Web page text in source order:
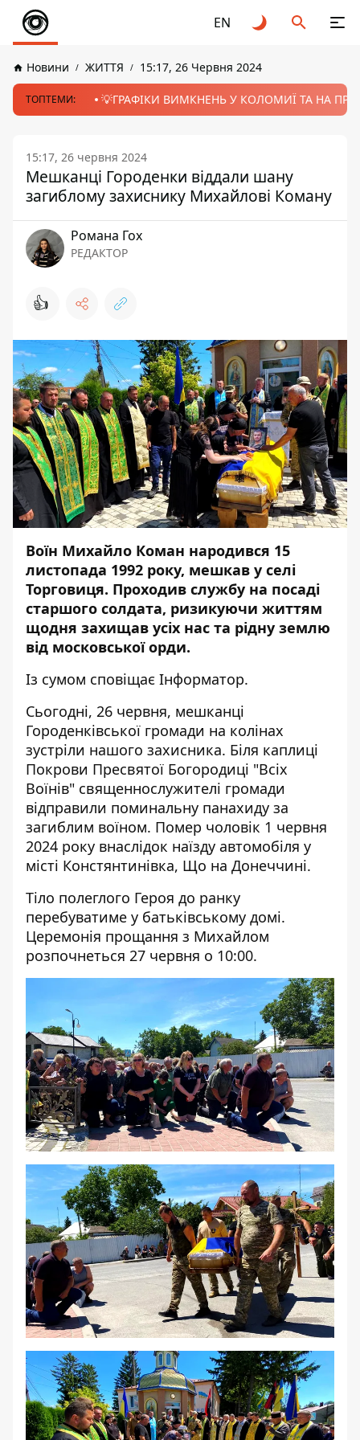
EN
Новини ЖИТТЯ 15:17, 26 Червня 2024
ТОПТЕМИ: 💡ГРАФІКИ ВИМКНЕНЬ У КОЛОМИЇ ТА НА
15:17, 26 червня 2024
Мешканці Городенки віддали шану
загиблому захиснику Михайлові Коману
Романа Гох
РЕДАКТОР
👍
Воїн Михайло Коман народився 15
листопада 1992 року, мешкав у селі
Торговиця. Проходив службу на посаді
старшого солдата, ризикуючи життям
щодня захищав усіх нас та рідну землю
від московської орди.
Із сумом сповіщає Інформатор.
Сьогодні, 26 червня, мешканці
Городенківської громади на колінах
зустріли нашого захисника. Біля каплиці
Покрови Пресвятої Богородиці "Всіх
Воїнів" священнослужителі громади
відправили поминальну панахиду за
загиблим воїном. Помер чоловік 1 червня
2024 року внаслідок наїзду автомобіля у
місті Констянтинівка, Що на Донеччині.
Тіло полеглого Героя до ранку
перебуватиме у батьківському домі.
Церемонія прощання з Михайлом
розпочнеться 27 червня о 10:00.